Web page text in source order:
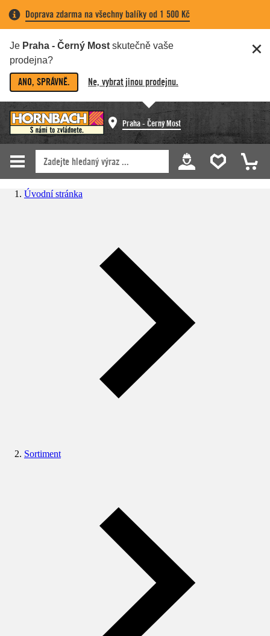
Doprava zdarma na všechny balíky od 1 500 Kč
Je Praha - Černý Most skutečně vaše
prodejna?
ANO, SPRÁVNĚ. Ne, vybrat jinou prodejnu.
Praha - Černý Most
Úvodní stránka
Sortiment